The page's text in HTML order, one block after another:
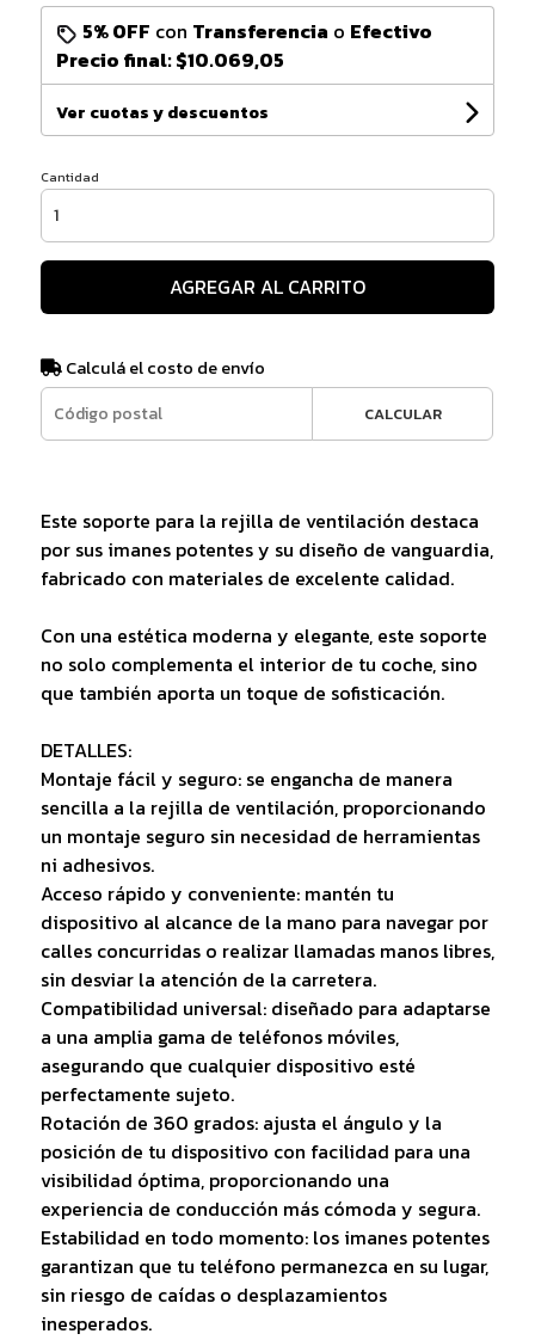
5% OFF con Transferencia o Efectivo
Precio final:$10.069,05
Ver cuotas y descuentos
Cantidad
AGREGAR AL CARRITO
Calculá el costo de envío
CALCULAR
Este soporte para la rejilla de ventilación destaca
por sus imanes potentes y su diseño de vanguardia,
fabricado con materiales de excelente calidad.
Con una estética moderna y elegante, este soporte
no solo complementa el interior de tu coche, sino
que también aporta un toque de sofisticación.
DETALLES:
Montaje fácil y seguro: se engancha de manera
sencilla a la rejilla de ventilación, proporcionando
un montaje seguro sin necesidad de herramientas
ni adhesivos.
Acceso rápido y conveniente: mantén tu
dispositivo al alcance de la mano para navegar por
calles concurridas o realizar llamadas manos libres,
sin desviar la atención de la carretera.
Compatibilidad universal: diseñado para adaptarse
a una amplia gama de teléfonos móviles,
asegurando que cualquier dispositivo esté
perfectamente sujeto.
Rotación de 360 grados: ajusta el ángulo y la
posición de tu dispositivo con facilidad para una
visibilidad óptima, proporcionando una
experiencia de conducción más cómoda y segura.
Estabilidad en todo momento: los imanes potentes
garantizan que tu teléfono permanezca en su lugar,
sin riesgo de caídas o desplazamientos
inesperados.